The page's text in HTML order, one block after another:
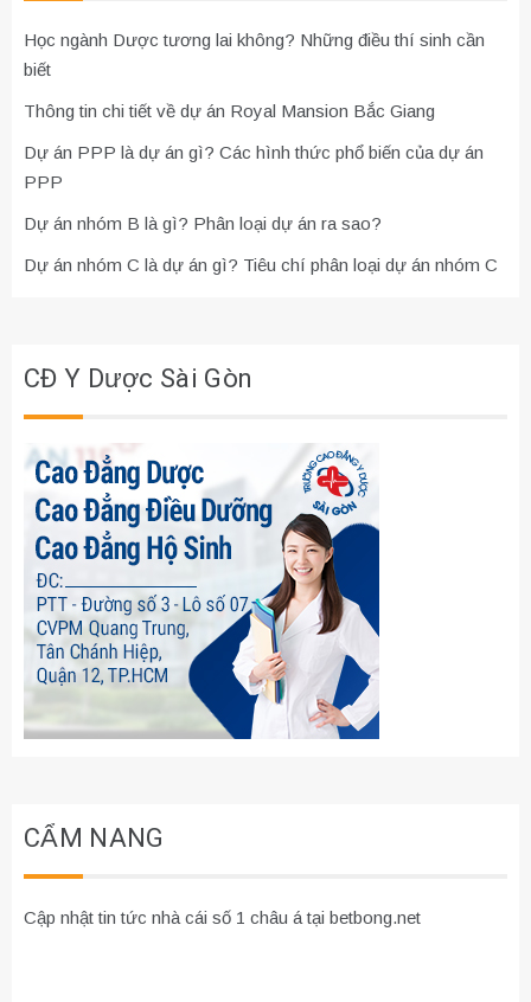
Học ngành Dược tương lai không? Những điều thí sinh cần
biết
Thông tin chi tiết về dự án Royal Mansion Bắc Giang
Dự án PPP là dự án gì? Các hình thức phổ biến của dự án
PPP
Dự án nhóm B là gì? Phân loại dự án ra sao?
Dự án nhóm C là dự án gì? Tiêu chí phân loại dự án nhóm C
CĐ Y Dược Sài Gòn
CẨM NANG
Cập nhật tin tức nhà cái số 1 châu á tại betbong.net